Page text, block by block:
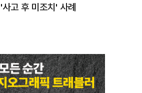
'사고 후 미조치' 사례